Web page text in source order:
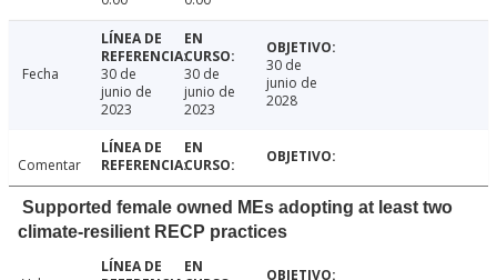
Fecha
30 de
junio de
2023
30 de
junio de
2023
30 de
junio de
2028
Comentar
Supported female owned MEs adopting at least two
climate-resilient RECP practices